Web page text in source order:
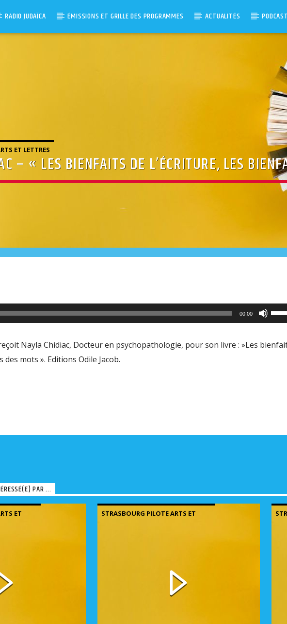
RADIO JUDAÏCA ÉMISSIONS ET GRILLE DES PROGRAMMES ACTUALITÉS
ET LETTRES
– « LES BIENFAITS DE L’ÉCRITURE, LES
00:00
les
Nayla Chidiac, Docteur en psychopathologie, pour son livre : »Les
des mots ». Editions Odile Jacob.
PAR ...
ET
STRASBOURG PILOTE ARTS ET